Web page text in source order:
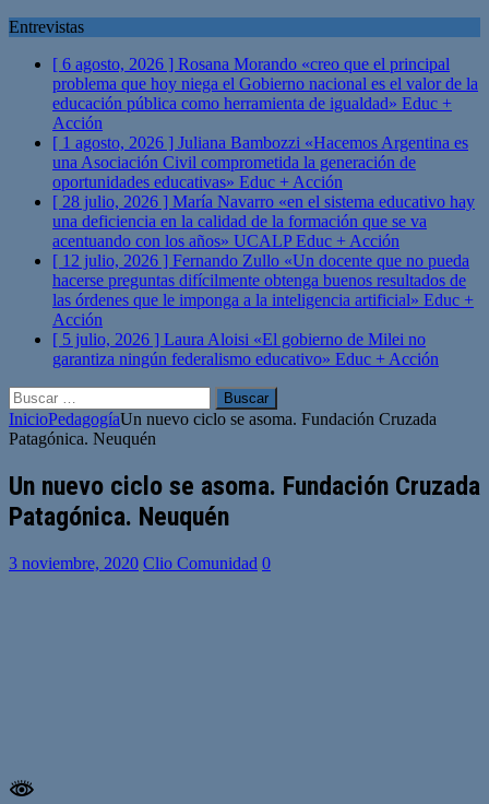
Entrevistas
[ 6 agosto, 2026 ] Rosana Morando «creo que el principal
problema que hoy niega el Gobierno nacional es el valor de la
educación pública como herramienta de igualdad» Educ +
Acción
[ 1 agosto, 2026 ] Juliana Bambozzi «Hacemos Argentina es
una Asociación Civil comprometida la generación de
oportunidades educativas» Educ + Acción
[ 28 julio, 2026 ] María Navarro «en el sistema educativo hay
una deficiencia en la calidad de la formación que se va
acentuando con los años» UCALPEduc + Acción
[ 12 julio, 2026 ] Fernando Zullo «Un docente que no pueda
hacerse preguntas difícilmente obtenga buenos resultados de
las órdenes que le imponga a la inteligencia artificial» Educ +
Acción
[ 5 julio, 2026 ] Laura Aloisi «El gobierno de Milei no
garantiza ningún federalismo educativo» Educ + Acción
Buscar:
InicioPedagogíaUn nuevo ciclo se asoma. Fundación Cruzada
Patagónica. Neuquén
Un nuevo ciclo se asoma. Fundación Cruzada
Patagónica. Neuquén
3 noviembre, 2020 Clio Comunidad 0